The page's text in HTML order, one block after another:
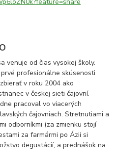
venuje od čias vysokej školy.
profesionálne skúsenosti
v roku 2004 ako
v českej sieti čajovní.
pracoval vo viacerých
čajovniach. Stretnutiami a
odborníkmi (za zmienku stojí
za farmármi po Ázii si
degustácií, a prednášok na